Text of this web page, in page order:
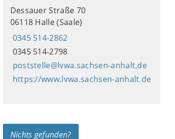
Dessauer Straße 70
06118 Halle (Saale)
0345 514-2862
0345 514-2798
poststelle@lvwa.sachsen-anhalt.de
https://www.lvwa.sachsen-anhalt.de
Nichts gefunden?